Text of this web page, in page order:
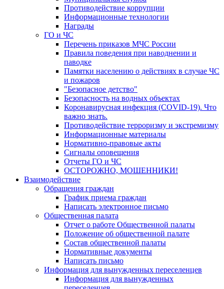
Противодействие коррупции
Информационные технологии
Награды
ГО и ЧС
Перечень приказов МЧС России
Правила поведения при наводнении и
паводке
Памятки населению о действиях в случае ЧС
и пожаров
"Безопасное детство"
Безопасность на водных объектах
Коронавирусная инфекция (COVID-19). Что
важно знать.
Противодействие терроризму и экстремизму
Информационные материалы
Нормативно-правовые акты
Сигналы оповещения
Отчеты ГО и ЧС
ОСТОРОЖНО, МОШЕННИКИ!
Взаимодействие
Обращения граждан
График приема граждан
Написать электронное письмо
Общественная палата
Отчет о работе Общественной палаты
Положение об общественной палате
Состав общественной палаты
Нормативные документы
Написать письмо
Информация для вынужденных переселенцев
Информация для вынужденных